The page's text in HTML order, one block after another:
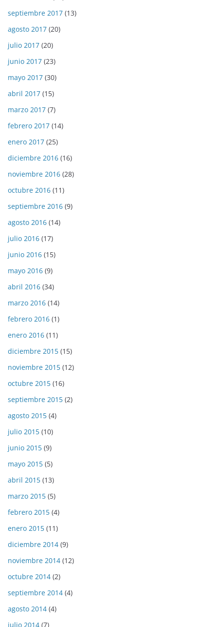
septiembre 2017 (13)
agosto 2017 (20)
julio 2017 (20)
junio 2017 (23)
mayo 2017 (30)
abril 2017 (15)
marzo 2017 (7)
febrero 2017 (14)
enero 2017 (25)
diciembre 2016 (16)
noviembre 2016 (28)
octubre 2016 (11)
septiembre 2016 (9)
agosto 2016 (14)
julio 2016 (17)
junio 2016 (15)
mayo 2016 (9)
abril 2016 (34)
marzo 2016 (14)
febrero 2016 (1)
enero 2016 (11)
diciembre 2015 (15)
noviembre 2015 (12)
octubre 2015 (16)
septiembre 2015 (2)
agosto 2015 (4)
julio 2015 (10)
junio 2015 (9)
mayo 2015 (5)
abril 2015 (13)
marzo 2015 (5)
febrero 2015 (4)
enero 2015 (11)
diciembre 2014 (9)
noviembre 2014 (12)
octubre 2014 (2)
septiembre 2014 (4)
agosto 2014 (4)
julio 2014 (7)